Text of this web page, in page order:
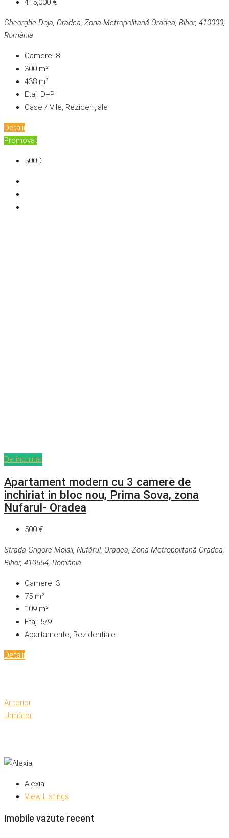
415,000 €
Gheorghe Doja, Oradea, Zona Metropolitană Oradea, Bihor, 410000,
România
Camere: 8
300 m²
438 m²
Etaj: D+P
Case / Vile, Rezidențiale
Detalii
Promovat
500 €
De închiriat
Apartament modern cu 3 camere de
inchiriat in bloc nou, Prima Sova, zona
Nufarul- Oradea
500 €
Strada Grigore Moisil, Nufărul, Oradea, Zona Metropolitană Oradea,
Bihor, 410554, România
Camere: 3
75 m²
109 m²
Etaj: 5/9
Apartamente, Rezidențiale
Detalii
Anterior
Următor
Alexia
View Listings
Imobile vazute recent